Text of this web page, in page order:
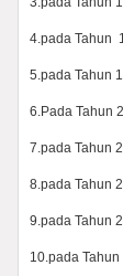
4.pada Tahun
5.pada Tahun
6.Pada Tahun
7.pada Tahun
8.pada Tahun
9.pada Tahun
10.pada